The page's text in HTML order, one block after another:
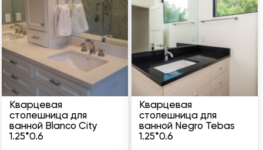
Кварцевая
столешница для
ванной Blanco City
1.25*0.6
Кварцевая
столешница для
ванной Negro Tebas
1.25*0.6